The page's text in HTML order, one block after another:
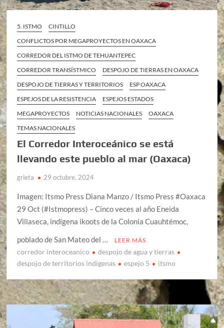
5. ISTMO
CINTILLO
CONFLICTOS POR MEGAPROYECTOS EN OAXACA
CORREDOR DEL ISTMO DE TEHUANTEPEC
CORREDOR TRANSÍSTMICO
DESPOJO DE TIERRAS EN OAXACA
DESPOJO DE TIERRAS Y TERRITORIOS
ESP OAXACA
ESPEJOS DE LA RESISTENCIA
ESPEJOS ESTADOS
MEGAPROYECTOS
NOTICIAS NACIONALES
OAXACA
TEMAS NACIONALES
El Corredor Interoceánico se está
llevando este pueblo al mar (Oaxaca)
grieta 29 octubre, 2024
Imagen: Itsmo Press Diana Manzo / Itsmo Press #Oaxaca
29 Oct (#Istmopress) – Cinco veces al año Eneida
Villaseca, indígena ikoots de la Colonia Cuauhtémoc,
poblado de San Mateo del …
LEER MÁS
corredor interoceanico
despojo de agua y tierras
despojo de territorios indigenas
espejo 5 itsmo